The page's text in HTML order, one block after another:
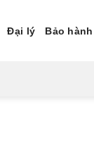
Đại lý Bảo hành